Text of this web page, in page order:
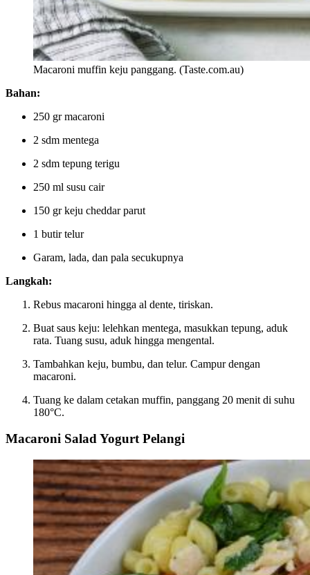
Macaroni muffin keju panggang. (Taste.com.au)
Bahan:
250 gr macaroni
2 sdm mentega
2 sdm tepung terigu
250 ml susu cair
150 gr keju cheddar parut
1 butir telur
Garam, lada, dan pala secukupnya
Langkah:
Rebus macaroni hingga al dente, tiriskan.
Buat saus keju: lelehkan mentega, masukkan tepung, aduk
rata. Tuang susu, aduk hingga mengental.
Tambahkan keju, bumbu, dan telur. Campur dengan
macaroni.
Tuang ke dalam cetakan muffin, panggang 20 menit di suhu
180°C.
Macaroni Salad Yogurt Pelangi